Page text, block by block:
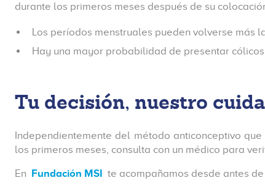
durante los primeros meses después de su
Los períodos menstruales pueden volverse más
Hay una mayor probabilidad de presentar
Tu decisión, nuestro
Independientemente del método anticonceptivo
los primeros meses, consulta con un médico para
En Fundación MSI te acompañamos desde antes